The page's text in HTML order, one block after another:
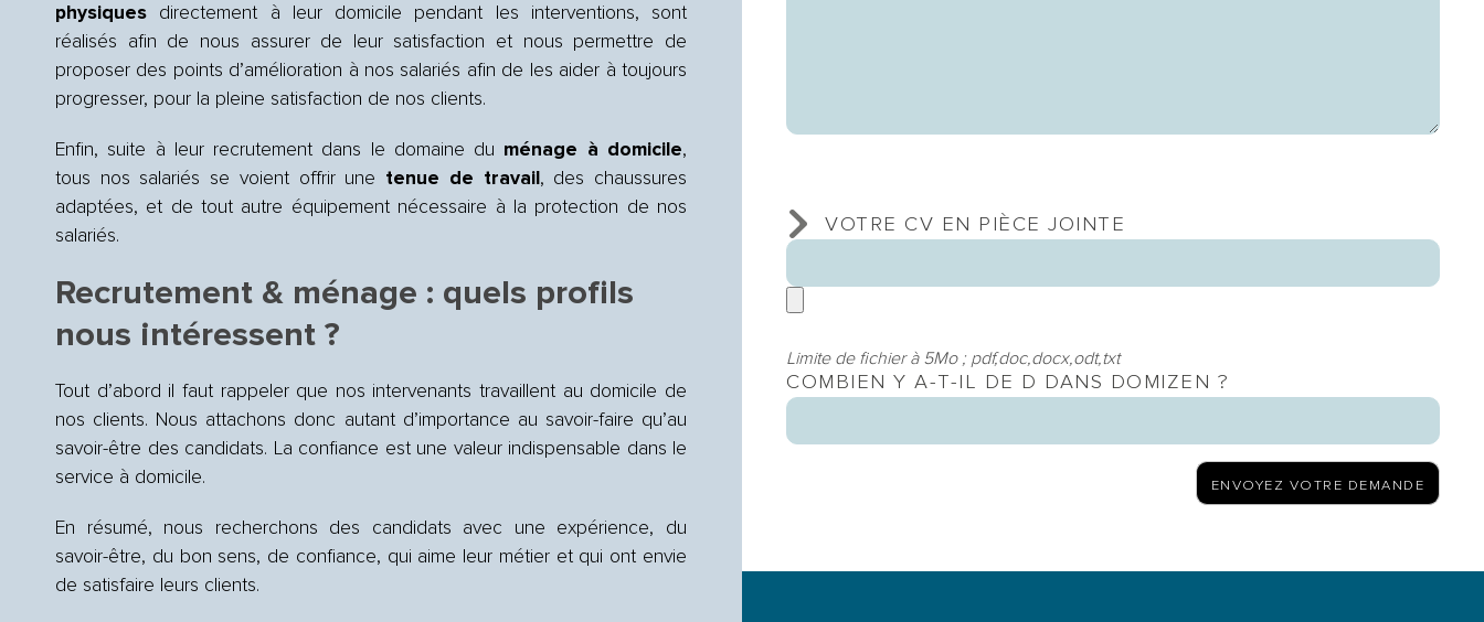
physiques directement à leur domicile pendant les interventions, sont
réalisés afin de nous assurer de leur satisfaction et nous permettre de
proposer des points d’amélioration à nos salariés afin de les aider à toujours
progresser, pour la pleine satisfaction de nos clients.
Enfin, suite à leur recrutement dans le domaine du ménage à domicile,
tous nos salariés se voient offrir une tenue de travail, des chaussures
adaptées, et de tout autre équipement nécessaire à la protection de nos
salariés.
Recrutement & ménage : quels profils
nous intéressent ?
Tout d’abord il faut rappeler que nos intervenants travaillent au domicile de
nos clients. Nous attachons donc autant d’importance au savoir-faire qu’au
savoir-être des candidats. La confiance est une valeur indispensable dans le
service à domicile.
En résumé, nous recherchons des candidats avec une expérience, du
savoir-être, du bon sens, de confiance, qui aime leur métier et qui ont envie
de satisfaire leurs clients.
VOTRE CV EN PIÈCE JOINTE
Limite de fichier à 5Mo ; pdf,doc,docx,odt,txt
COMBIEN Y A-T-IL DE D DANS DOMIZEN ?